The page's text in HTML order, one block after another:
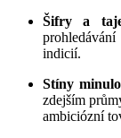
Šifry a
indicií.
Stíny
zdejším
ambiciózní